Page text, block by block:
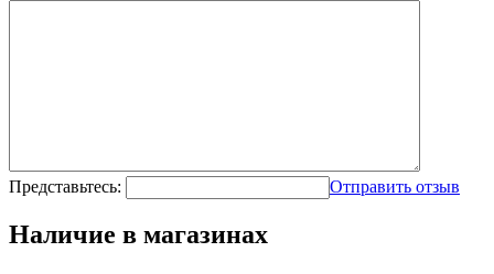
Представьтесь: Отправить отзыв
Наличие в магазинах